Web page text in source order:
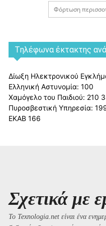
Φόρτωση
Tηλέφωνα έκτακτης
Δίωξη Ηλεκτρονικού
Ελληνική Αστυνομία: 100
Χαμόγελο του Παιδιού: 210
Πυροσβεστική Υπηρεσία:
ΕΚΑΒ 166
Σχετικά με
Το Texnologia.net είναι ένα